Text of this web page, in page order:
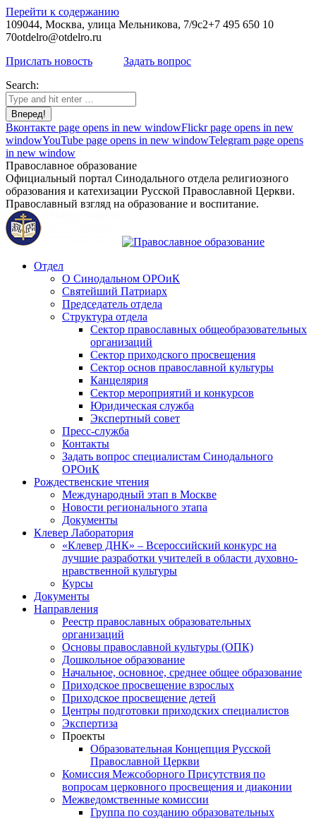
Перейти к содержанию
109044, Москва, улица Мельникова, 7/9с2+7 495 650 10
70otdelro@otdelro.ru
Прислать новость
Задать вопрос
Search:
Вконтакте page opens in new windowFlickr page opens in new
windowYouTube page opens in new windowTelegram page opens
in new window
Православное образование
Официальный портал Синодального отдела религиозного
образования и катехизации Русской Православной Церкви.
Православный взгляд на образование и воспитание.
Отдел
О Синодальном ОРОиК
Святейший Патриарх
Председатель отдела
Структура отдела
Сектор православных общеобразовательных
организаций
Сектор приходского просвещения
Сектор основ православной культуры
Канцелярия
Сектор мероприятий и конкурсов
Юридическая служба
Экспертный совет
Пресс-служба
Контакты
Задать вопрос специалистам Синодального
ОРОиК
Рождественские чтения
Международный этап в Москве
Новости регионального этапа
Документы
Клевер Лаборатория
«Клевер ДНК» – Всероссийский конкурс на
лучшие разработки учителей в области духовно-
нравственной культуры
Курсы
Документы
Направления
Реестр православных образовательных
организаций
Основы православной культуры (ОПК)
Дошкольное образование
Начальное, основное, среднее общее образование
Приходское просвещение взрослых
Приходское просвещение детей
Центры подготовки приходских специалистов
Экспертиза
Проекты
Образовательная Концепция Русской
Православной Церкви
Комиссия Межсоборного Присутствия по
вопросам церковного просвещения и диаконии
Межведомственные комиссии
Группа по созданию образовательных